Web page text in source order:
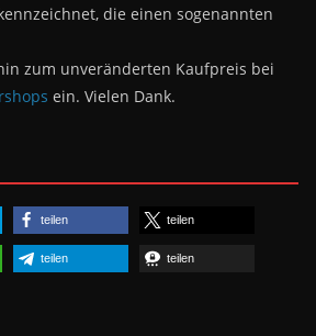
die einen sogenannten
zum unveränderten Kaufpreis bei
ein. Vielen Dank.
teilen teilen
teilen teilen